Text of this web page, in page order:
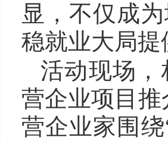
显，不仅成
稳就业大局
活动现场，
营企业项目
营企业家围